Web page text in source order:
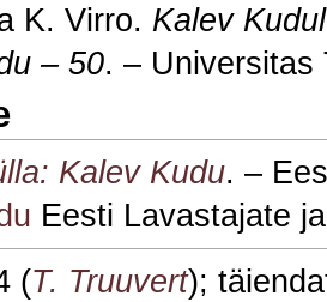
K. Virro. Kalev
– 50. – Universitas
Kalev Kudu. –
Eesti Lavastajate
(T. Truuvert);